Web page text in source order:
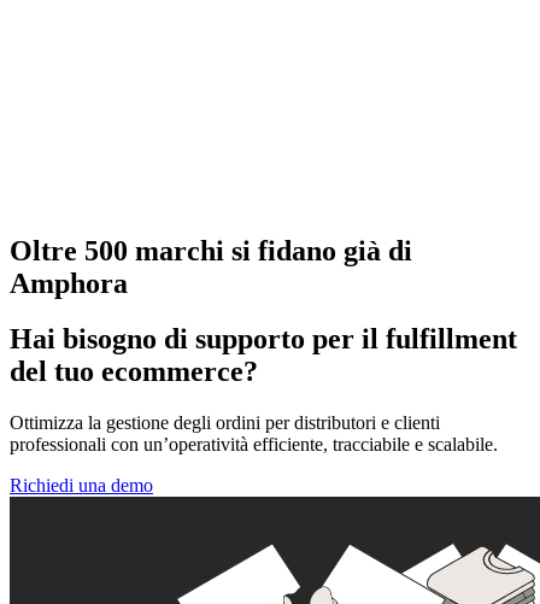
Oltre 500 marchi si fidano già di
Amphora
Hai bisogno di supporto per il fulfillment
del tuo ecommerce?
Ottimizza la gestione degli ordini per distributori e clienti
professionali con un’operatività efficiente, tracciabile e scalabile.
Richiedi una demo